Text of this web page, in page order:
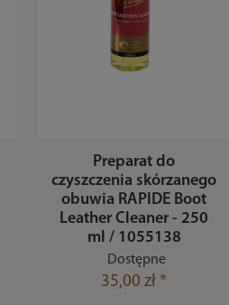
Preparat do
czyszczenia skórzanego
obuwia RAPIDE Boot
Leather Cleaner - 250
ml / 1055138
Dostępne
35,00 zł *